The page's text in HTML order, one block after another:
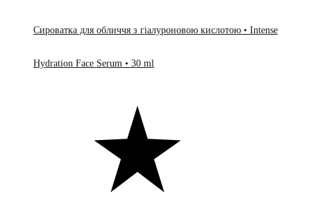
Сироватка для обличчя з гіалуроновою кислотою • Intense
Hydration Face Serum • 30 ml